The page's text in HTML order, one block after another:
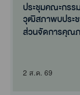
ประชุมคณะกรร
วุฒิสภาพบประ
ส่วนจัดการคุณภ
2 ส.ค. 69